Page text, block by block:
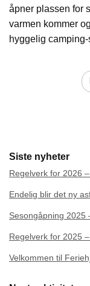
åpner plassen for
varmen kommer
hyggelig
Siste nyheter
Regelverk for 2026
Endelig blir det ny
Sesongåpning 2025
Regelverk for 2025
Velkommen til